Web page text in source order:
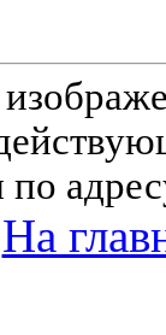
На